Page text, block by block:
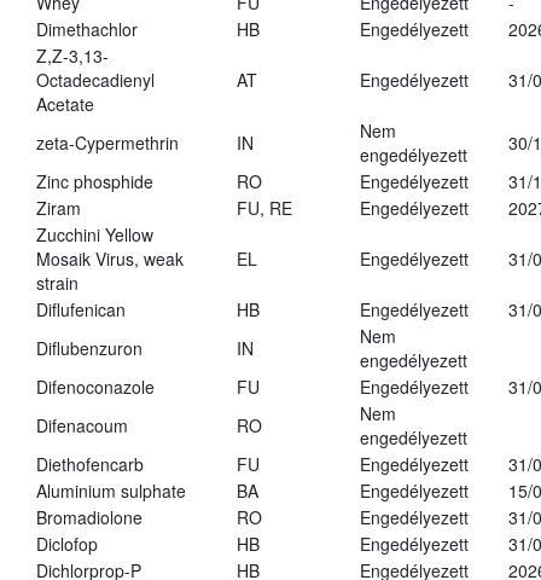
Dimethachlor
HB Engedélyezett
Z,Z-3,13-
Octadecadienyl
Acetate
AT Engedélyezett 31/
zeta-Cypermethrin IN
Nem
engedélyezett
30/
Zinc phosphide
RO Engedélyezett
31/
Ziram
FU, RE Engedélyezett
Zucchini Yellow
Mosaik Virus, weak
strain
EL Engedélyezett 31/
Diflufenican HB Engedélyezett
31/
Diflubenzuron
IN
Nem
engedélyezett
Difenoconazole
FU Engedélyezett
31/
Difenacoum
RO
Nem
engedélyezett
Diethofencarb
FU Engedélyezett
31/
Aluminium sulphate
BA Engedélyezett
15/
Bromadiolone
RO Engedélyezett
31/
Diclofop
HB Engedélyezett
31/
Dichlorprop-P
HB Engedélyezett